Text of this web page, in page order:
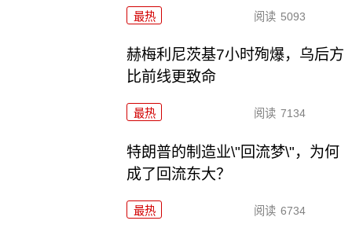
最热 阅读 5093
赫梅利尼茨基7小时殉爆，乌后方
比前线更致命
最热 阅读 7134
特朗普的制造业\"回流梦\"，为何
成了回流东大？
最热 阅读 6734